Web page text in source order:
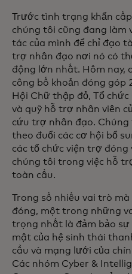
Trước tình trạng khẩn
chúng tôi cũng đang làm
tác của mình để chỉ đạo
trợ nhân đạo nơi nó có
động lớn nhất. Hôm nay,
công bố khoản đóng góp
Hội Chữ thập đỏ, Tổ
và quỹ hỗ trợ nhân viên
cứu trợ nhân đạo. Chúng
theo đuổi các cơ hội bổ
các tổ chức viện trợ đóng
chúng tôi trong việc hỗ
toàn cầu.
Trong số nhiều vai trò
đóng, một trong những
trọng nhất là đảm bảo sự
mật của hệ sinh thái
cầu và mạng lưới của
Các nhóm Cyber &